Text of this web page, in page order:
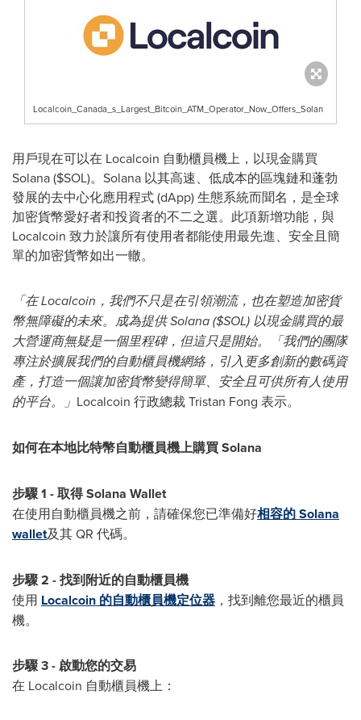
Localcoin_Canada_s_Largest_Bitcoin_ATM_Operator_Now_Offers_Solan
用戶現在可以在 Localcoin 自動櫃員機上，以現金購買
Solana ($SOL)。Solana 以其高速、低成本的區塊鏈和蓬勃
發展的去中心化應用程式 (dApp) 生態系統而聞名，是全球
加密貨幣愛好者和投資者的不二之選。此項新增功能，與
Localcoin 致力於讓所有使用者都能使用最先進、安全且簡
單的加密貨幣如出一轍。
「在 Localcoin，我們不只是在引領潮流，也在塑造加密貨
幣無障礙的未來。成為提供 Solana ($SOL) 以現金購買的最
大營運商無疑是一個里程碑，但這只是開始。「我們的團隊
專注於擴展我們的自動櫃員機網絡，引入更多創新的數碼資
產，打造一個讓加密貨幣變得簡單、安全且可供所有人使用
的平台。」 Localcoin 行政總裁Tristan Fong 表示。
如何在本地比特幣自動櫃員機上購買 Solana
步驟 1 - 取得Solana Wallet
在使用自動櫃員機之前，請確保您已準備好相容的 Solana
wallet及其 QR 代碼。
步驟 2 - 找到附近的自動櫃員機
使用 Localcoin 的自動櫃員機定位器 ，找到離您最近的櫃員
機。
步驟 3 - 啟動您的交易
在 Localcoin 自動櫃員機上：